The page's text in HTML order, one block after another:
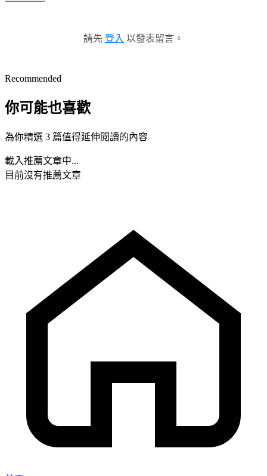
請先 登入 以發表留言。
Recommended
你可能也喜歡
為你精選 3 篇值得延伸閱讀的內容
載入推薦文章中...
目前沒有推薦文章